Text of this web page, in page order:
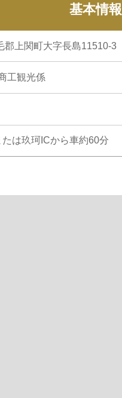
基本情報
上関町大字長島11510-3
工観光係
たは玖珂ICから車約60分